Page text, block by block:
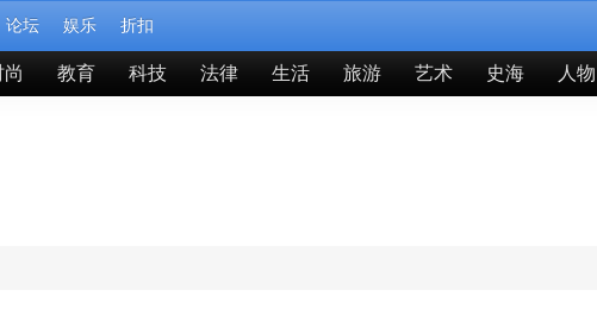
论坛 娱乐 折扣
尚 教育 科技 法律 生活 旅游 艺术 史海 人物